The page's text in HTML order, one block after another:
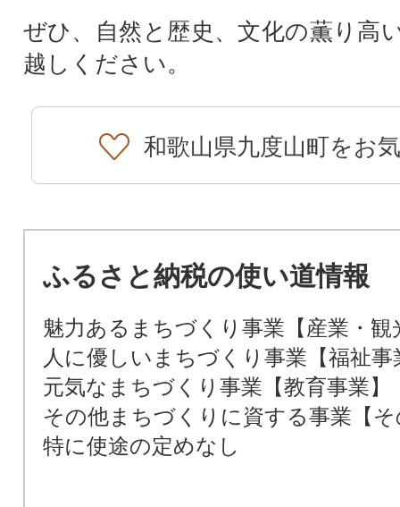
ぜひ、自然と歴史、文化の薫り高
越しください。
和歌山県九度山町をお
ふるさと納税の使い道情報
魅力あるまちづくり事業【産業・観
人に優しいまちづくり事業【福祉事
元気なまちづくり事業【教育事業】
その他まちづくりに資する事業【
特に使途の定めなし